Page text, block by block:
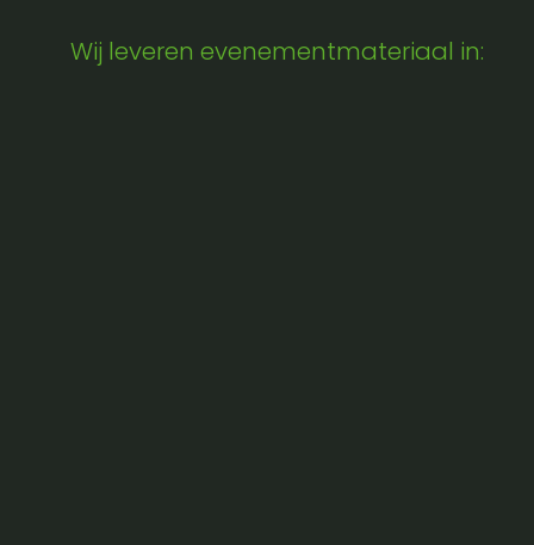
Wij leveren evenementmateriaal in: